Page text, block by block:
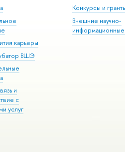
карьеры
ВШЭ
и
с
услуг
Конкурсы и
Внешние научно-